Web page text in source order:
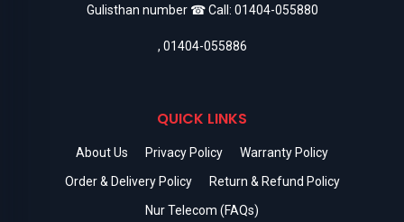
Gulisthan number ☎ Call: 01404-055880
, 01404-055886
QUICK LINKS
About Us Privacy Policy
Warranty Policy
Order & Delivery Policy
Return & Refund Policy
Nur Telecom (FAQs)